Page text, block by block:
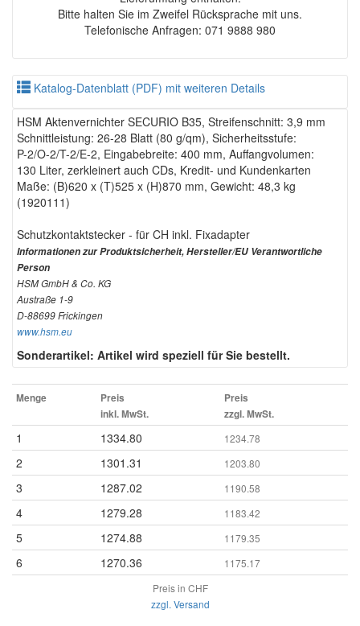
Bitte halten Sie im Zweifel Rücksprache mit uns.
Telefonische Anfragen: 071 9888 980
Katalog-Datenblatt (PDF) mit weiteren Details
HSM Aktenvernichter SECURIO B35, Streifenschnitt: 3,9 mm
Schnittleistung: 26-28 Blatt (80 g/qm), Sicherheitsstufe:
P-2/O-2/T-2/E-2, Eingabebreite: 400 mm, Auffangvolumen:
130 Liter, zerkleinert auch CDs, Kredit- und Kundenkarten
Maße: (B)620 x (T)525 x (H)870 mm, Gewicht: 48,3 kg
(1920111)
Schutzkontaktstecker - für CH inkl. Fixadapter
Informationen zur Produktsicherheit, Hersteller/EU Verantwortliche
Person
HSM GmbH & Co. KG
Austraße 1-9
D-88699 Frickingen
www.hsm.eu
Sonderartikel: Artikel wird speziell für Sie bestellt.
Menge
Preis
inkl. MwSt.
Preis
zzgl. MwSt.
1 1334.80 1234.78
2 1301.31 1203.80
3 1287.02 1190.58
4 1279.28 1183.42
5 1274.88 1179.35
6 1270.36
1175.17
Preis in CHF
zzgl. Versand